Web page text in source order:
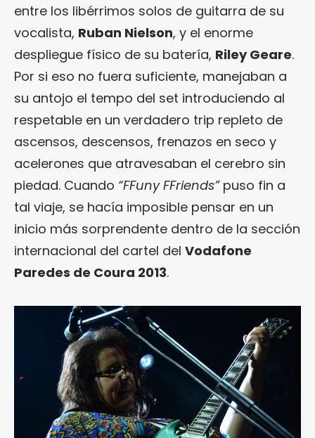
entre los libérrimos solos de guitarra de su
vocalista, Ruban Nielson, y el enorme
despliegue físico de su batería, Riley Geare.
Por si eso no fuera suficiente, manejaban a
su antojo el tempo del set introduciendo al
respetable en un verdadero trip repleto de
ascensos, descensos, frenazos en seco y
acelerones que atravesaban el cerebro sin
piedad. Cuando “FFuny FFriends”puso fin a
tal viaje, se hacía imposible pensar en un
inicio más sorprendente dentro de la sección
internacional del cartel del Vodafone
Paredes de Coura 2013.